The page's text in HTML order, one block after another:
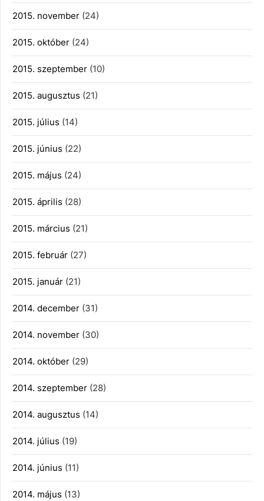
2015. november (24)
2015. október (24)
2015. szeptember (10)
2015. augusztus (21)
2015. július (14)
2015. június (22)
2015. május (24)
2015. április (28)
2015. március (21)
2015. február (27)
2015. január (21)
2014. december (31)
2014. november (30)
2014. október (29)
2014. szeptember (28)
2014. augusztus (14)
2014. július (19)
2014. június (11)
2014. május (13)